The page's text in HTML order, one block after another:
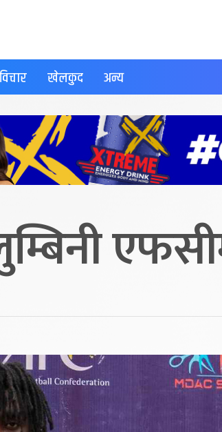
विचार खेलकुद अन्य